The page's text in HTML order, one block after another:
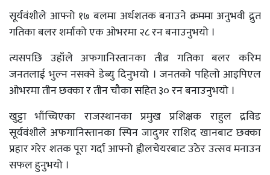
सूर्यवंशीले आफ्नो १७ बलमा अर्धशतक बनाउने क्रममा अनुभवी द्रुत
गतिका बलर शर्माको एक ओभरमा २८ रन बनाउनुभयो ।
त्यसपछि उहाँले अफगानिस्तानका तीव्र गतिका बलर करिम
जनतलाई भुल्न नसक्ने डेब्यु दिनुभयो । जनतको पहिलो आइपिएल
ओभरमा तीन छक्का र तीन चौका सहित ३० रन बनाउनुभयो ।
खुट्टा भाँच्चिएका राजस्थानका प्रमुख प्रशिक्षक राहुल द्रविड
सूर्यवंशीले अफगानिस्तानका स्पिन जादुगर राशिद खानबाट छक्का
प्रहार गरेर शतक पूरा गर्दा आफ्नो ह्वीलचेयरबाट उठेर उत्सव मनाउन
सफल हुनुभयो ।